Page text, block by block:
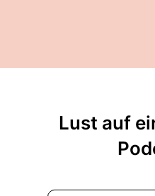
Lust auf